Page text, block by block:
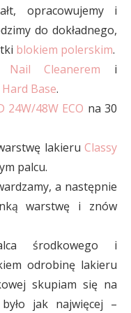
opracowujemy i
do dokładnego,
blokiem polerskim.
Nail Cleanerem i
Hard Base.
24W/48W ECO na 30
lakieru Classy
palcu.
a następnie
warstwę i znów
środkowego i
odrobinę lakieru
skupiam się na
jak najwięcej –